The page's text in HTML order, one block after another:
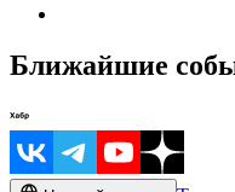
Ближайшие